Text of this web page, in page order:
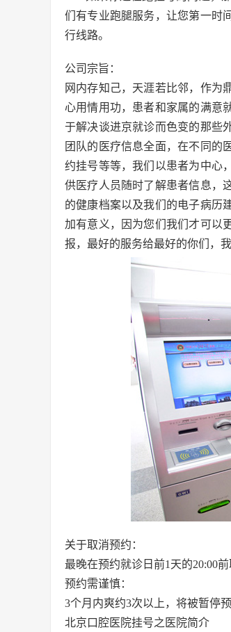
们有专业跑腿服务，让您第一时
行线路。
公司宗旨：
网内存知己，天涯若比邻，作为
心用情用功，患者和家属的满意
于解决谈进京就诊而色变的那些
团队的医疗信息全面，在不同的
约挂号等等，我们以患者为中心
供医疗人员随时了解患者信息，
的健康档案以及我们的电子病历
加有意义，因为您们我们才可以
报，最好的服务给最好的你们，
关于取消预约：
最晚在预约就诊日前1天的20:00
预约需谨慎：
3个月内爽约3次以上，将被暂停
北京口腔医院挂号之医院简介